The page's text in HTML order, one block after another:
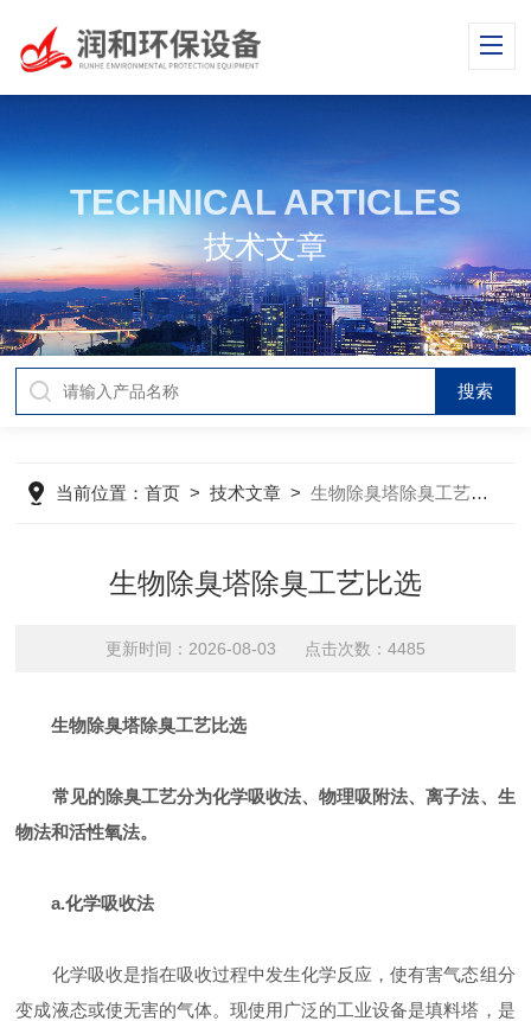
TECHNICAL ARTICLES
技术文章
当前位置：首页 >技术文章 >生物除臭塔除臭工艺比选
生物除臭塔除臭工艺比选
更新时间：2026-08-03 点击次数：4485
生物除臭塔除臭工艺比选
常见的除臭工艺分为化学吸收法、物理吸附法、离子法、生
物法和活性氧法。
a.化学吸收法
化学吸收是指在吸收过程中发生化学反应，使有害气态组分
变成液态或使无害的气体。现使用广泛的工业设备是填料塔，是